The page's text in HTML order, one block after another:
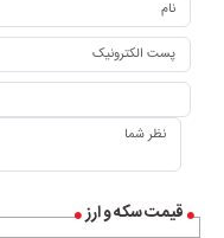
قیمت سکه و ارز